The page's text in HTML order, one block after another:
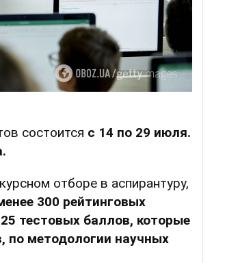
состоится с 14 по 29 июля.
отборе в аспирантуру,
300 рейтинговых
тестовых баллов, которые
по методологии научных